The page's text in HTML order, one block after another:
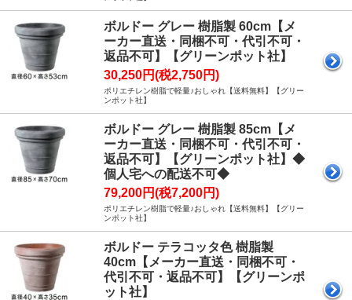
ボルドー グレー 樹脂製 60cm【メ
ーカー直送・同梱不可・代引不可・
返品不可】【グリーンポット社】
30,250円(税2,750円)
ポリエチレン樹脂で軽量♪おしゃれ【送料無料】【グリー
ンポット社】
ボルドー グレー 樹脂製 85cm【メ
ーカー直送・同梱不可・代引不可・
返品不可】【グリーンポット社】◆
個人宅への配送不可◆
79,200円(税7,200円)
ポリエチレン樹脂で軽量♪おしゃれ【送料無料】【グリー
ンポット社】
ボルドー テラコッタ色 樹脂製
40cm【メーカー直送・同梱不可・
代引不可・返品不可】【グリーンポ
ット社】